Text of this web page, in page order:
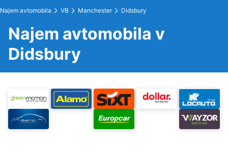
Najem avtomobila VB Manchester Didsbury
Najem avtomobila v
Didsbury